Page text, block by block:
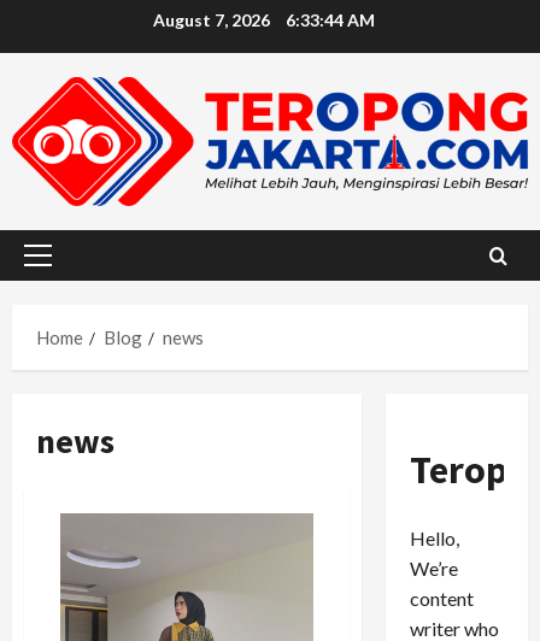
August 7, 2026 6:33:46 AM
Primary
Home
Blog news
news
Hello,
We’re
content
writer who